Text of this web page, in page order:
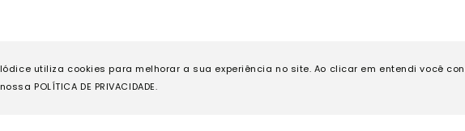
Iódice utiliza cookies para melhorar a sua experiência no site. Ao clicar em entendi você
nossa POLÍTICA DE PRIVACIDADE.